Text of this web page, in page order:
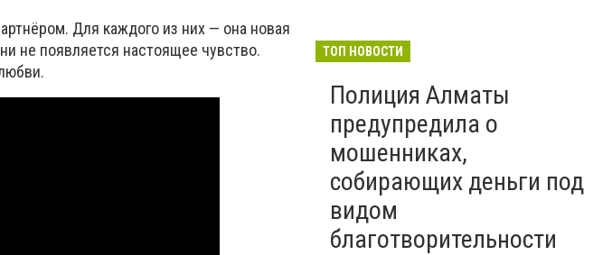
Для каждого из них — она новая
не появляется настоящее чувство.
ТОП НОВОСТИ
Полиция Алматы
предупредила о
мошенниках,
собирающих деньги под
видом
благотворительности